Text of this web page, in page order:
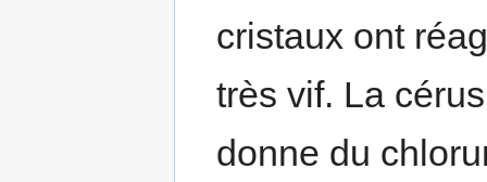
cristaux ont
très vif. La
donne du